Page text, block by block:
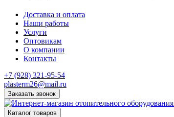
Доставка и оплата
Наши работы
Услуги
Оптовикам
О компании
Контакты
+7 (928) 321-95-54
plasterm26@mail.ru
Заказать звонок
Каталог товаров